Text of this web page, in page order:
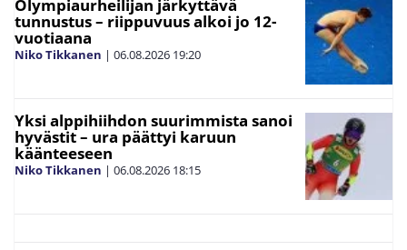
Olympiaurheilijan järkyttävä
tunnustus – riippuvuus alkoi jo 12-
vuotiaana
Niko Tikkanen | 06.08.2026 19:20
Yksi alppihiihdon suurimmista sanoi
hyvästit – ura päättyi karuun
käänteeseen
Niko Tikkanen | 06.08.2026 18:15